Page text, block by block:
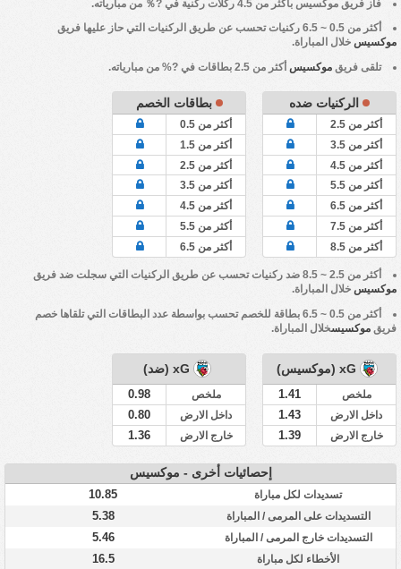
فاز فريق موكسيس بأكثر من 4.5 ركلات ركنية في ?％ من مبارياته.
أكثر من 0.5 ~ 6.5 ركنيات تحسب عن طريق الركنيات التي حاز عليها فريق
موكسيس خلال المباراة.
تلقى فريق موكسيس أكثر من 2.5 بطاقات في ?% من مبارياته.
الركنيات ضده
أكثر من 2.5
أكثر من 3.5
أكثر من 4.5
أكثر من 5.5
أكثر من 6.5
أكثر من 7.5
أكثر من 8.5
بطاقات الخصم
أكثر من 0.5
أكثر من 1.5
أكثر من 2.5
أكثر من 3.5
أكثر من 4.5
أكثر من 5.5
أكثر من 6.5
أكثر من 2.5 ~ 8.5 ضد ركنيات تحسب عن طريق الركنيات التي سجلت ضد فريق
موكسيس خلال المباراة.
أكثر من 0.5 ~ 6.5 بطاقة للخصم تحسب بواسطة عدد البطاقات التي تلقاها خصم
فريق موكسيسخلال المباراة.
xG (موكسيس)
ملخص 1.41
داخل الارض 1.43
خارج الارض 1.39
xG (ضد)
ملخص 0.98
داخل الارض 0.80
خارج الارض 1.36
إحصائيات أخرى - موكسيس
تسديدات لكل مباراة 10.85
التسديدات على المرمى / المباراة 5.38
التسديدات خارج المرمى / المباراة 5.46
الأخطاء لكل مباراة 16.5